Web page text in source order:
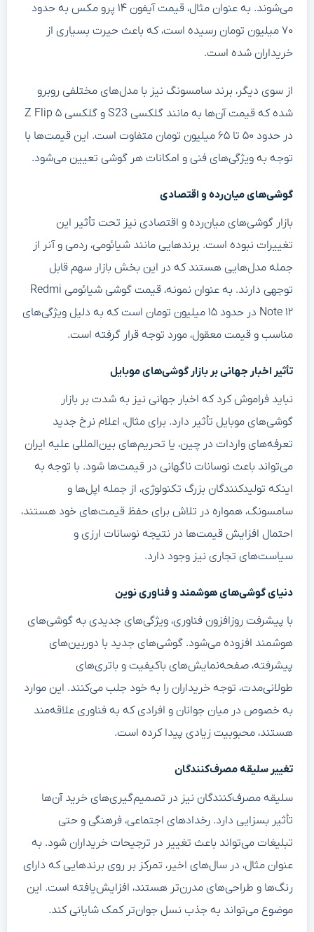
می‌شوند. به عنوان مثال، قیمت آیفون ۱۴ پرو مکس به حدود
۷۰ میلیون تومان رسیده است، که باعث حیرت بسیاری از
خریداران شده است.
از سوی دیگر، برند سامسونگ نیز با مدل‌های مختلفی روبرو
شده که قیمت آن‌ها به مانند گلکسی S23 و گلکسی Z Flip ۵
در حدود ۵۰ تا ۶۵ میلیون تومان متفاوت است. این قیمت‌ها با
توجه به ویژگی‌های فنی و امکانات هر گوشی تعیین می‌شود.
گوشی‌های میان‌رده و اقتصادی
بازار گوشی‌های میان‌رده و اقتصادی نیز تحت تأثیر این
تغییرات نبوده است. برندهایی مانند شیائومی، ردمی و آنر از
جمله مدل‌هایی هستند که در این بخش بازار سهم قابل
توجهی دارند. به عنوان نمونه، قیمت گوشی شیائومی Redmi
Note ۱۲ در حدود ۱۵ میلیون تومان است که به دلیل ویژگی‌های
مناسب و قیمت معقول، مورد توجه قرار گرفته است.
تأثیر اخبار جهانی بر بازار گوشی‌های موبایل
نباید فراموش کرد که اخبار جهانی نیز به شدت بر بازار
گوشی‌های موبایل تأثیر دارد. برای مثال، اعلام نرخ جدید
تعرفه‌های واردات در چین، یا تحریم‌های بین‌المللی علیه ایران
می‌تواند باعث نوسانات ناگهانی در قیمت‌ها شود. با توجه به
اینکه تولیدکنندگان بزرگ تکنولوژی، از جمله اپل‌ها و
سامسونگ، همواره در تلاش برای حفظ قیمت‌های خود هستند،
احتمال افزایش قیمت‌ها در نتیجه نوسانات ارزی و
سیاست‌های تجاری نیز وجود دارد.
دنیای گوشی‌های هوشمند و فناوری نوین
با پیشرفت روزافزون فناوری، ویژگی‌های جدیدی به گوشی‌های
هوشمند افزوده می‌شود. گوشی‌های جدید با دوربین‌های
پیشرفته، صفحه‌نمایش‌های باکیفیت و باتری‌های
طولانی‌مدت، توجه خریداران را به خود جلب می‌کنند. این موارد
به خصوص در میان جوانان و افرادی که به فناوری علاقه‌مند
هستند، محبوبیت زیادی پیدا کرده است.
تغییر سلیقه مصرف‌کنندگان
سلیقه مصرف‌کنندگان نیز در تصمیم‌گیری‌های خرید آن‌ها
تأثیر بسزایی دارد. رخدادهای اجتماعی، فرهنگی و حتی
تبلیغات می‌تواند باعث تغییر در ترجیحات خریداران شود. به
عنوان مثال، در سال‌های اخیر، تمرکز بر روی برندهایی که دارای
رنگ‌ها و طراحی‌های مدرن‌تر هستند، افزایش‌یافته است. این
موضوع می‌تواند به جذب نسل جوان‌تر کمک شایانی کند.